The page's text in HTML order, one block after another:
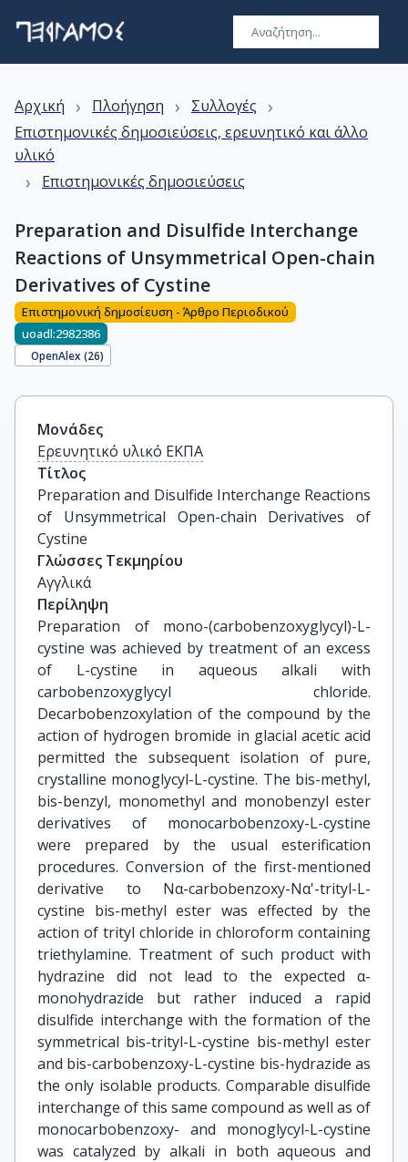
Αρχική › Πλοήγηση › Συλλογές ›
Επιστημονικές δημοσιεύσεις, ερευνητικό και άλλο
υλικό
› Επιστημονικές δημοσιεύσεις
Preparation and Disulfide Interchange
Reactions of Unsymmetrical Open-chain
Derivatives of Cystine
Επιστημονική δημοσίευση - Άρθρο Περιοδικού
uoadl:2982386
OpenAlex (26)
Μονάδες
Ερευνητικό υλικό ΕΚΠΑ
Τίτλος
Preparation and Disulfide Interchange Reactions
of Unsymmetrical Open-chain Derivatives of
Cystine
Γλώσσες Τεκμηρίου
Αγγλικά
Περίληψη
Preparation of mono-(carbobenzoxyglycyl)-L-
cystine was achieved by treatment of an excess
of L-cystine in aqueous alkali with
carbobenzoxyglycyl chloride.
Decarbobenzoxylation of the compound by the
action of hydrogen bromide in glacial acetic acid
permitted the subsequent isolation of pure,
crystalline monoglycyl-L-cystine. The bis-methyl,
bis-benzyl, monomethyl and monobenzyl ester
derivatives of monocarbobenzoxy-L-cystine
were prepared by the usual esterification
procedures. Conversion of the first-mentioned
derivative to Nα-carbobenzoxy-Nα'-trityl-L-
cystine bis-methyl ester was effected by the
action of trityl chloride in chloroform containing
triethylamine. Treatment of such product with
hydrazine did not lead to the expected α-
monohydrazide but rather induced a rapid
disulfide interchange with the formation of the
symmetrical bis-trityl-L-cystine bis-methyl ester
and bis-carbobenzoxy-L-cystine bis-hydrazide as
the only isolable products. Comparable disulfide
interchange of this same compound as well as of
monocarbobenzoxy- and monoglycyl-L-cystine
was catalyzed by alkali in both aqueous and